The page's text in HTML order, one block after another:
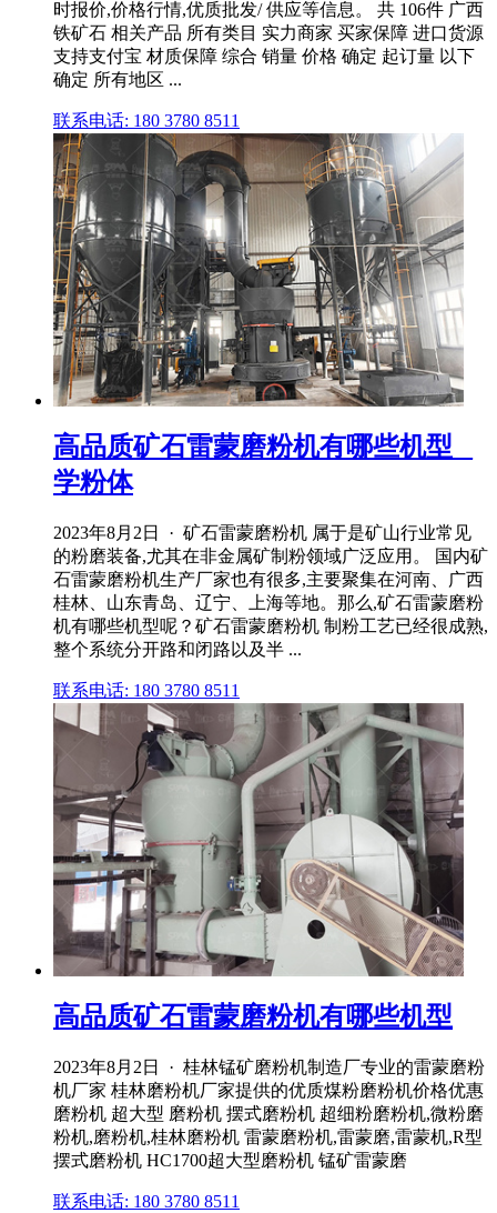
时报价,价格行情,优质批发/ 供应等信息。 共 106件 广西
铁矿石 相关产品 所有类目 实力商家 买家保障 进口货源
支持支付宝 材质保障 综合 销量 价格 确定 起订量 以下
确定 所有地区 ...
联系电话: 180 3780 8511
高品质矿石雷蒙磨粉机有哪些机型 _
学粉体
2023年8月2日 · 矿石雷蒙磨粉机 属于是矿山行业常见
的粉磨装备,尤其在非金属矿制粉领域广泛应用。 国内矿
石雷蒙磨粉机生产厂家也有很多,主要聚集在河南、广西
桂林、山东青岛、辽宁、上海等地。那么,矿石雷蒙磨粉
机有哪些机型呢？矿石雷蒙磨粉机 制粉工艺已经很成熟,
整个系统分开路和闭路以及半 ...
联系电话: 180 3780 8511
高品质矿石雷蒙磨粉机有哪些机型
2023年8月2日 · 桂林锰矿磨粉机制造厂专业的雷蒙磨粉
机厂家 桂林磨粉机厂家提供的优质煤粉磨粉机价格优惠
磨粉机 超大型 磨粉机 摆式磨粉机 超细粉磨粉机,微粉磨
粉机,磨粉机,桂林磨粉机 雷蒙磨粉机,雷蒙磨,雷蒙机,R型
摆式磨粉机 HC1700超大型磨粉机 锰矿雷蒙磨
联系电话: 180 3780 8511